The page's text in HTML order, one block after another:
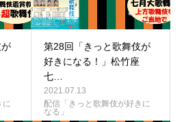
に
第28回「きっと歌舞伎が
好きになる！」松竹座
七…
2021.07.13
配信「きっと歌舞伎が好きに
なる」